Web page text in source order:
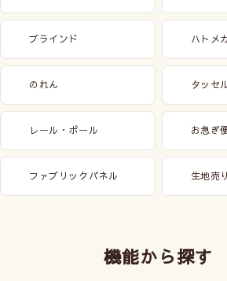
ブラインド ハトメ
のれん タッセ
レール・ポール お急ぎ
ファブリックパネル 生地売り
機能から探す